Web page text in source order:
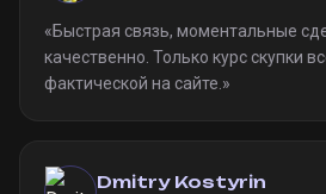
«Быстрая связь, моментальные
качественно. Только курс скупки
фактической на сайте. »
Dmitry Kostyrin